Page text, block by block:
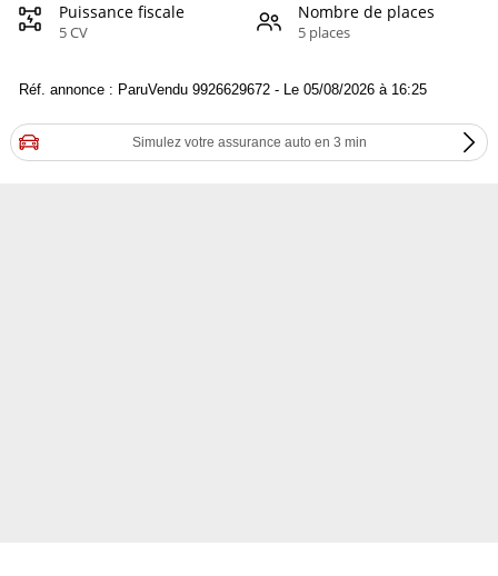
Puissance fiscale
5 CV
Nombre de places
5 places
Réf. annonce : ParuVendu 9926629672 - Le 05/08/2026 à 16:25
Simulez votre assurance auto en 3 min